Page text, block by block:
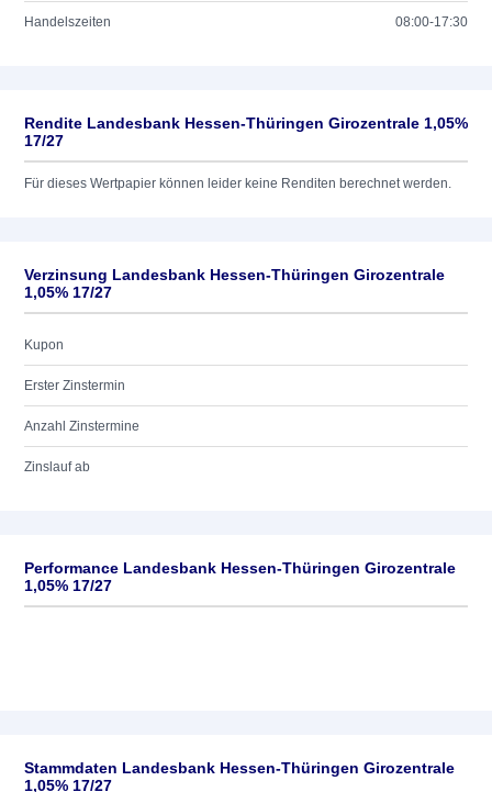
Handelszeiten 08:00-17:30
Rendite Landesbank Hessen-Thüringen Girozentrale 1,05%
17/27
Für dieses Wertpapier können leider keine Renditen berechnet werden.
Verzinsung Landesbank Hessen-Thüringen Girozentrale
1,05% 17/27
Kupon
Erster Zinstermin
Anzahl Zinstermine
Zinslauf ab
Performance Landesbank Hessen-Thüringen Girozentrale
1,05% 17/27
Stammdaten Landesbank Hessen-Thüringen Girozentrale
1,05% 17/27